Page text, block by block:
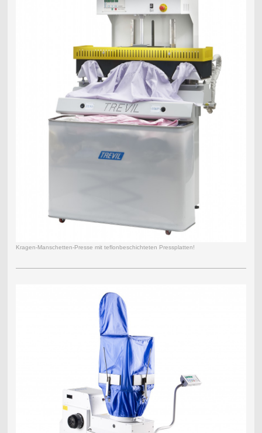
Kragen-Manschetten-Presse mit teflonbeschichteten Pressplatten!